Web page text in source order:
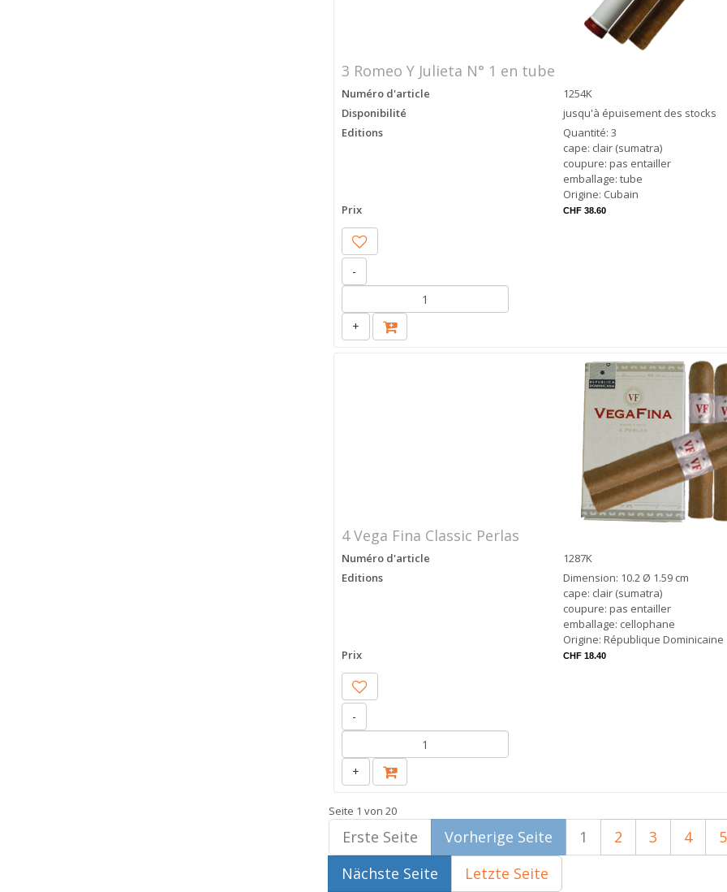
3 Romeo Y Julieta N° 1 en tube
Numéro d'article
1254K
Disponibilité
jusqu'à épuisement des stocks
Editions
Quantité: 3
cape: clair (sumatra)
coupure: pas entailler
emballage: tube
Origine: Cubain
Prix
CHF 38.60
-
+
4 Vega Fina Classic Perlas
Numéro d'article
1287K
Editions
Dimension: 10.2 Ø 1.59 cm
cape: clair (sumatra)
coupure: pas entailler
emballage: cellophane
Origine: République Dominicaine
Prix
CHF 18.40
-
+
Seite 1 von 20
Erste Seite Vorherige Seite 1 2 3 4
5
Nächste Seite
Letzte Seite